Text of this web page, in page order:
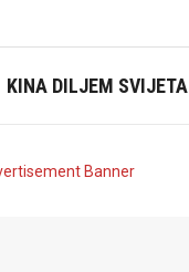
KINA DILJEM SVIJETA